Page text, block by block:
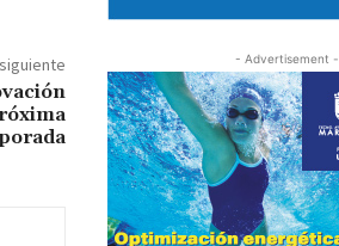
- Advertisement -